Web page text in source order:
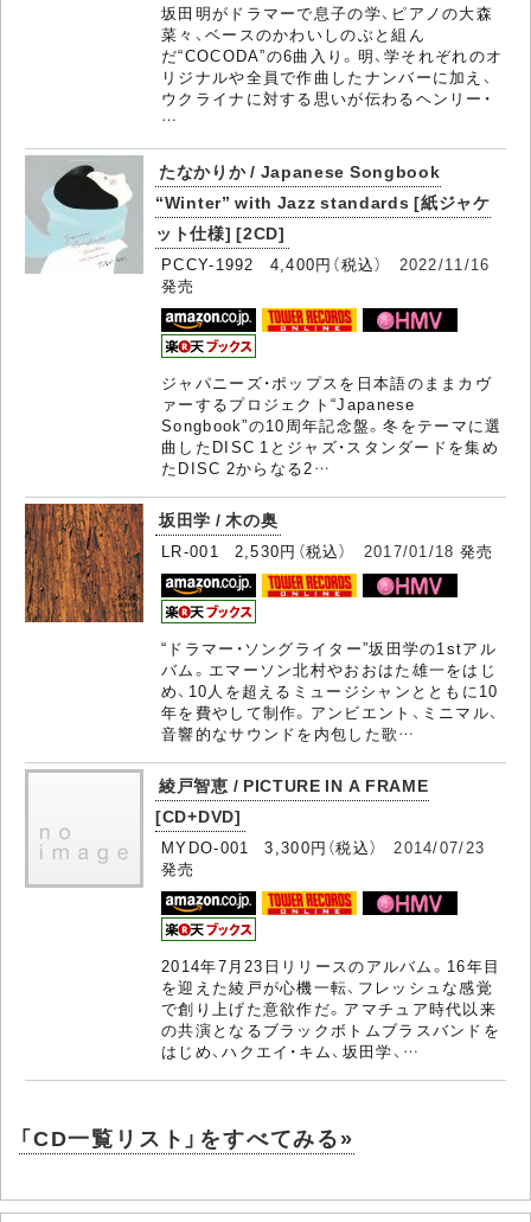
坂田明がドラマーで息子の学、ピアノの大森
菜々、ベースのかわいしのぶと組ん
だ“COCODA”の6曲入り。明、学それぞれのオ
リジナルや全員で作曲したナンバーに加え、
ウクライナに対する思いが伝わるヘンリー・
…
たなかりか / Japanese Songbook
“Winter” with Jazz standards [紙ジャケ
ット仕様] [2CD]
PCCY-1992 4,400円（税込） 2022/11/16
発売
ジャパニーズ・ポップスを日本語のままカヴ
ァーするプロジェクト“Japanese
Songbook”の10周年記念盤。冬をテーマに選
曲したDISC 1とジャズ・スタンダードを集め
たDISC 2からなる2…
坂田学 / 木の奥
LR-001 2,530円（税込） 2017/01/18 発売
“ドラマー・ソングライター”坂田学の1stアル
バム。エマーソン北村やおおはた雄一をはじ
め、10人を超えるミュージシャンとともに10
年を費やして制作。アンビエント、ミニマル、
音響的なサウンドを内包した歌…
綾戸智恵 / PICTURE IN A FRAME
[CD+DVD]
MYDO-001 3,300円（税込）2014/07/23
発売
2014年7月23日リリースのアルバム。16年目
を迎えた綾戸が心機一転、フレッシュな感覚
で創り上げた意欲作だ。アマチュア時代以来
の共演となるブラックボトムブラスバンドを
はじめ、ハクエイ・キム、坂田学、…
「CD一覧リスト」をすべてみる»